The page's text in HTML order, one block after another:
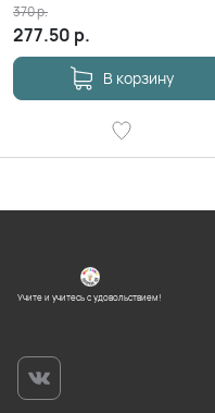
277.50 р.
370р.
В корзину
Учите и учитесь с удовольствием!